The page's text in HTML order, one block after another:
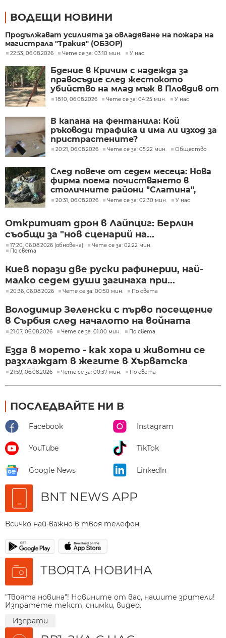
ВОДЕЩИ НОВИНИ
Продължават усилията за овладяване на пожара на
магистрала "Тракия" (ОБЗОР)
22:53, 06.08.2026 Чете се за: 03:10 мин. У нас
Бдение в Кричим с надежда за
правосъдие след жестокото
убийство на млад мъж в Пловдив от
тийнейджъри
18:10, 06.08.2026 Чете се за: 04:25 мин. У нас
В капана на фентанила: Кой
ръководи трафика и има ли изход за
пристрастените?
20:21, 06.08.2026 Чете се за: 05:22 мин. Общество
След повече от седем месеца: Нова
фирма поема почистването в
столичните райони "Слатина",
"Подуяне" и "Изгрев"
20:31, 06.08.2026 Чете се за: 02:30 мин. У нас
Откритият дрон в Лайпциг: Берлин
съобщи за "нов сценарий на...
17:20, 06.08.2026 (обновена)
Чете се за: 02:22 мин.
По света
Киев порази две руски рафинерии, най-
малко седем души загинаха при...
20:36, 06.08.2026 Чете се за: 00:50 мин. По света
Володимир Зеленски с първо посещение
в Сърбия след началото на войната
21:07, 06.08.2026 Чете се за: 01:00 мин. По света
Езда в морето - как хора и животни се
разхлаждат в жегите в Хърватска
21:59, 06.08.2026 Чете се за: 00:37 мин. По света
ПОСЛЕДВАЙТЕ НИ В
Facebook Instagram
YouTube TikTok
Google News LinkedIn
BNT NEWS APP
Всичко най-важно в твоя телефон
ТВОЯТА НОВИНА
"Твоята новина"! Новините от вас, нашите зрители!
Изпратете текст, снимки, видео.
Изпрати